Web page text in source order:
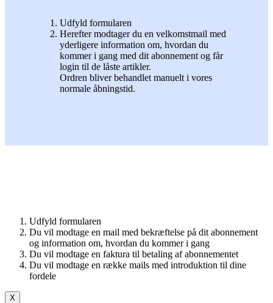
Udfyld formularen
Herefter modtager du en velkomstmail med
yderligere information om, hvordan du
kommer i gang med dit abonnement og får
login til de låste artikler.
Ordren bliver behandlet manuelt i vores
normale åbningstid.
Udfyld formularen
Du vil modtage en mail med bekræftelse på dit abonnement
og information om, hvordan du kommer i gang
Du vil modtage en faktura til betaling af abonnementet
Du vil modtage en række mails med introduktion til dine
fordele
X